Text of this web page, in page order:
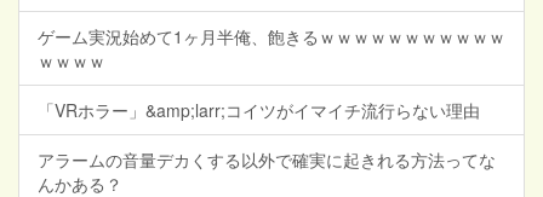
ゲーム実況始めて1ヶ月半俺、飽きるｗｗｗｗｗｗｗｗｗｗｗ
ｗｗｗｗ
「VRホラー」&amp;larr;コイツがイマイチ流行らない理由
アラームの音量デカくする以外で確実に起きれる方法ってな
んかある？